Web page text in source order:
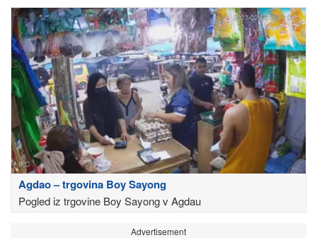
Agdao – trgovina Boy Sayong
Pogled iz trgovine Boy Sayong v Agdau
Advertisement